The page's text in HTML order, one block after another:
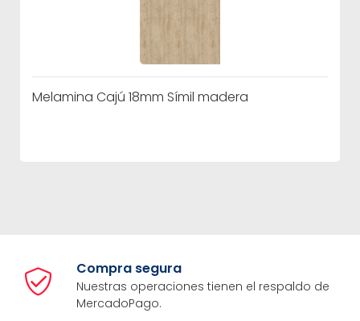
Melamina Cajú 18mm Símil madera
Compra segura
Nuestras operaciones tienen el respaldo de
MercadoPago.